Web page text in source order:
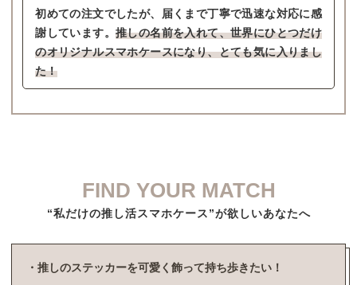
初めての注文でしたが、届くまで丁寧で迅速な対応に感
謝しています。推しの名前を入れて、世界にひとつだけ
のオリジナルスマホケースになり、とても気に入りまし
た！
FIND YOUR MATCH
“私だけの推し活スマホケース”が欲しいあなたへ
・推しのステッカーを可愛く飾って持ち歩きたい！